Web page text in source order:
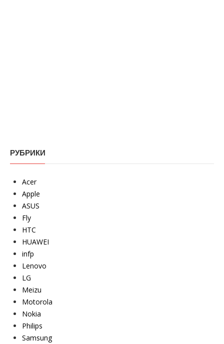
РУБРИКИ
Acer
Apple
ASUS
Fly
HTC
HUAWEI
infp
Lenovo
LG
Meizu
Motorola
Nokia
Philips
Samsung